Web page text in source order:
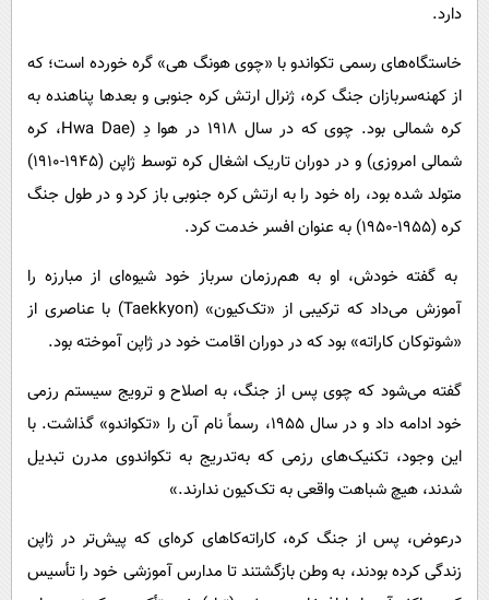
دارد.
خاستگاه‌های رسمی تکواندو با «چوی هونگ هی» گره خورده است؛ که
از کهنه‌سربازان جنگ کره، ژنرال ارتش کره جنوبی و بعدها پناهنده به
کره شمالی بود. چوی که در سال ۱۹۱۸ در هوا دِ (Hwa Dae، کره
شمالی امروزی) و در دوران تاریک اشغال کره توسط ژاپن (۱۹۴۵-۱۹۱۰)
متولد شده بود، راه خود را به ارتش کره جنوبی باز کرد و در طول جنگ
کره (۱۹۵۵-۱۹۵۰) به عنوان افسر خدمت کرد.
به گفته خودش، او به هم‌رزمان سرباز خود شیوه‌ای از مبارزه را
آموزش می‌داد که ترکیبی از «تک‌کیون» (Taekkyon) با عناصری از
«شوتوکان کاراته» بود که در دوران اقامت خود در ژاپن آموخته بود.
گفته می‌شود که چوی پس از جنگ، به اصلاح و ترویج سیستم رزمی
خود ادامه داد و در سال ۱۹۵۵، رسماً نام آن را «تکواندو» گذاشت. با
این وجود، تکنیک‌های رزمی که به‌تدریج به تکواندوی مدرن تبدیل
شدند، هیچ شباهت واقعی به تک‌کیون ندارند.»
درعوض، پس از جنگ کره، کاراته‌کاهای کره‌ای که پیش‌تر در ژاپن
زندگی کرده بودند، به وطن بازگشتند تا مدارس آموزشی خود را تأسیس